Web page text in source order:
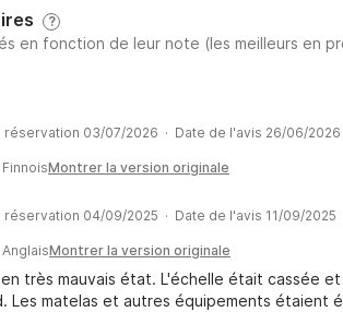
?
en fonction de leur note (les meilleurs en
réservation 03/07/2026 · Date de l'avis 26/06/2026
Montrer la version originale
réservation 04/09/2025 · Date de l'avis 11/09/2025
Montrer la version originale
très mauvais état. L'échelle était cassée
Les matelas et autres équipements étaient